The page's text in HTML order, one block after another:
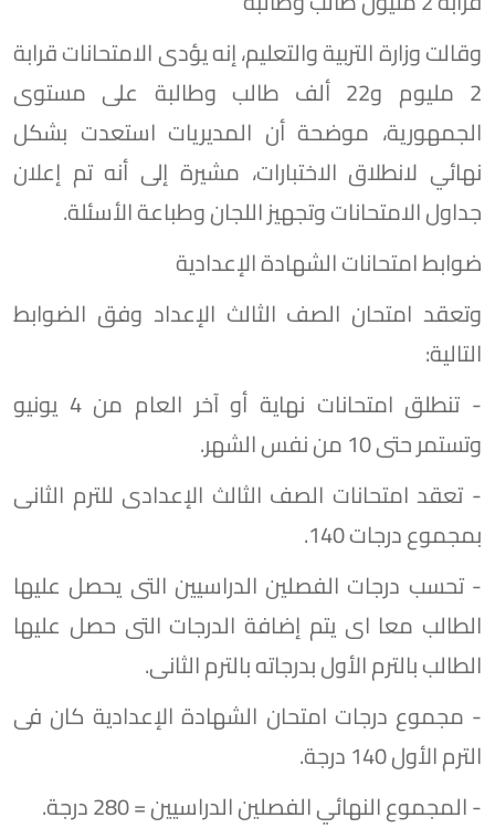
وقالت وزارة التربية والتعليم، إنه يؤدى الامتحانات قرابة
2 مليوم و22 ألف طالب وطالبة على مستوى
الجمهورية، موضحة أن المديريات استعدت بشكل
نهائي لانطلاق الاختبارات، مشيرة إلى أنه تم إعلان
جداول الامتحانات وتجهيز اللجان وطباعة الأسئلة.
ضوابط امتحانات الشهادة الإعدادية
وتعقد امتحان الصف الثالث الإعداد وفق الضوابط
التالية:
- تنطلق امتحانات نهاية أو آخر العام من 4 يونيو
وتستمر حتى 10 من نفس الشهر.
- تعقد امتحانات الصف الثالث الإعدادى للترم الثانى
بمجموع درجات 140.
- تحسب درجات الفصلين الدراسيين التى يحصل عليها
الطالب معا اى يتم إضافة الدرجات التى حصل عليها
الطالب بالترم الأول بدرجاته بالترم الثانى.
- مجموع درجات امتحان الشهادة الإعدادية كان فى
الترم الأول 140 درجة.
- المجموع النهائي الفصلين الدراسيين = 280 درجة.